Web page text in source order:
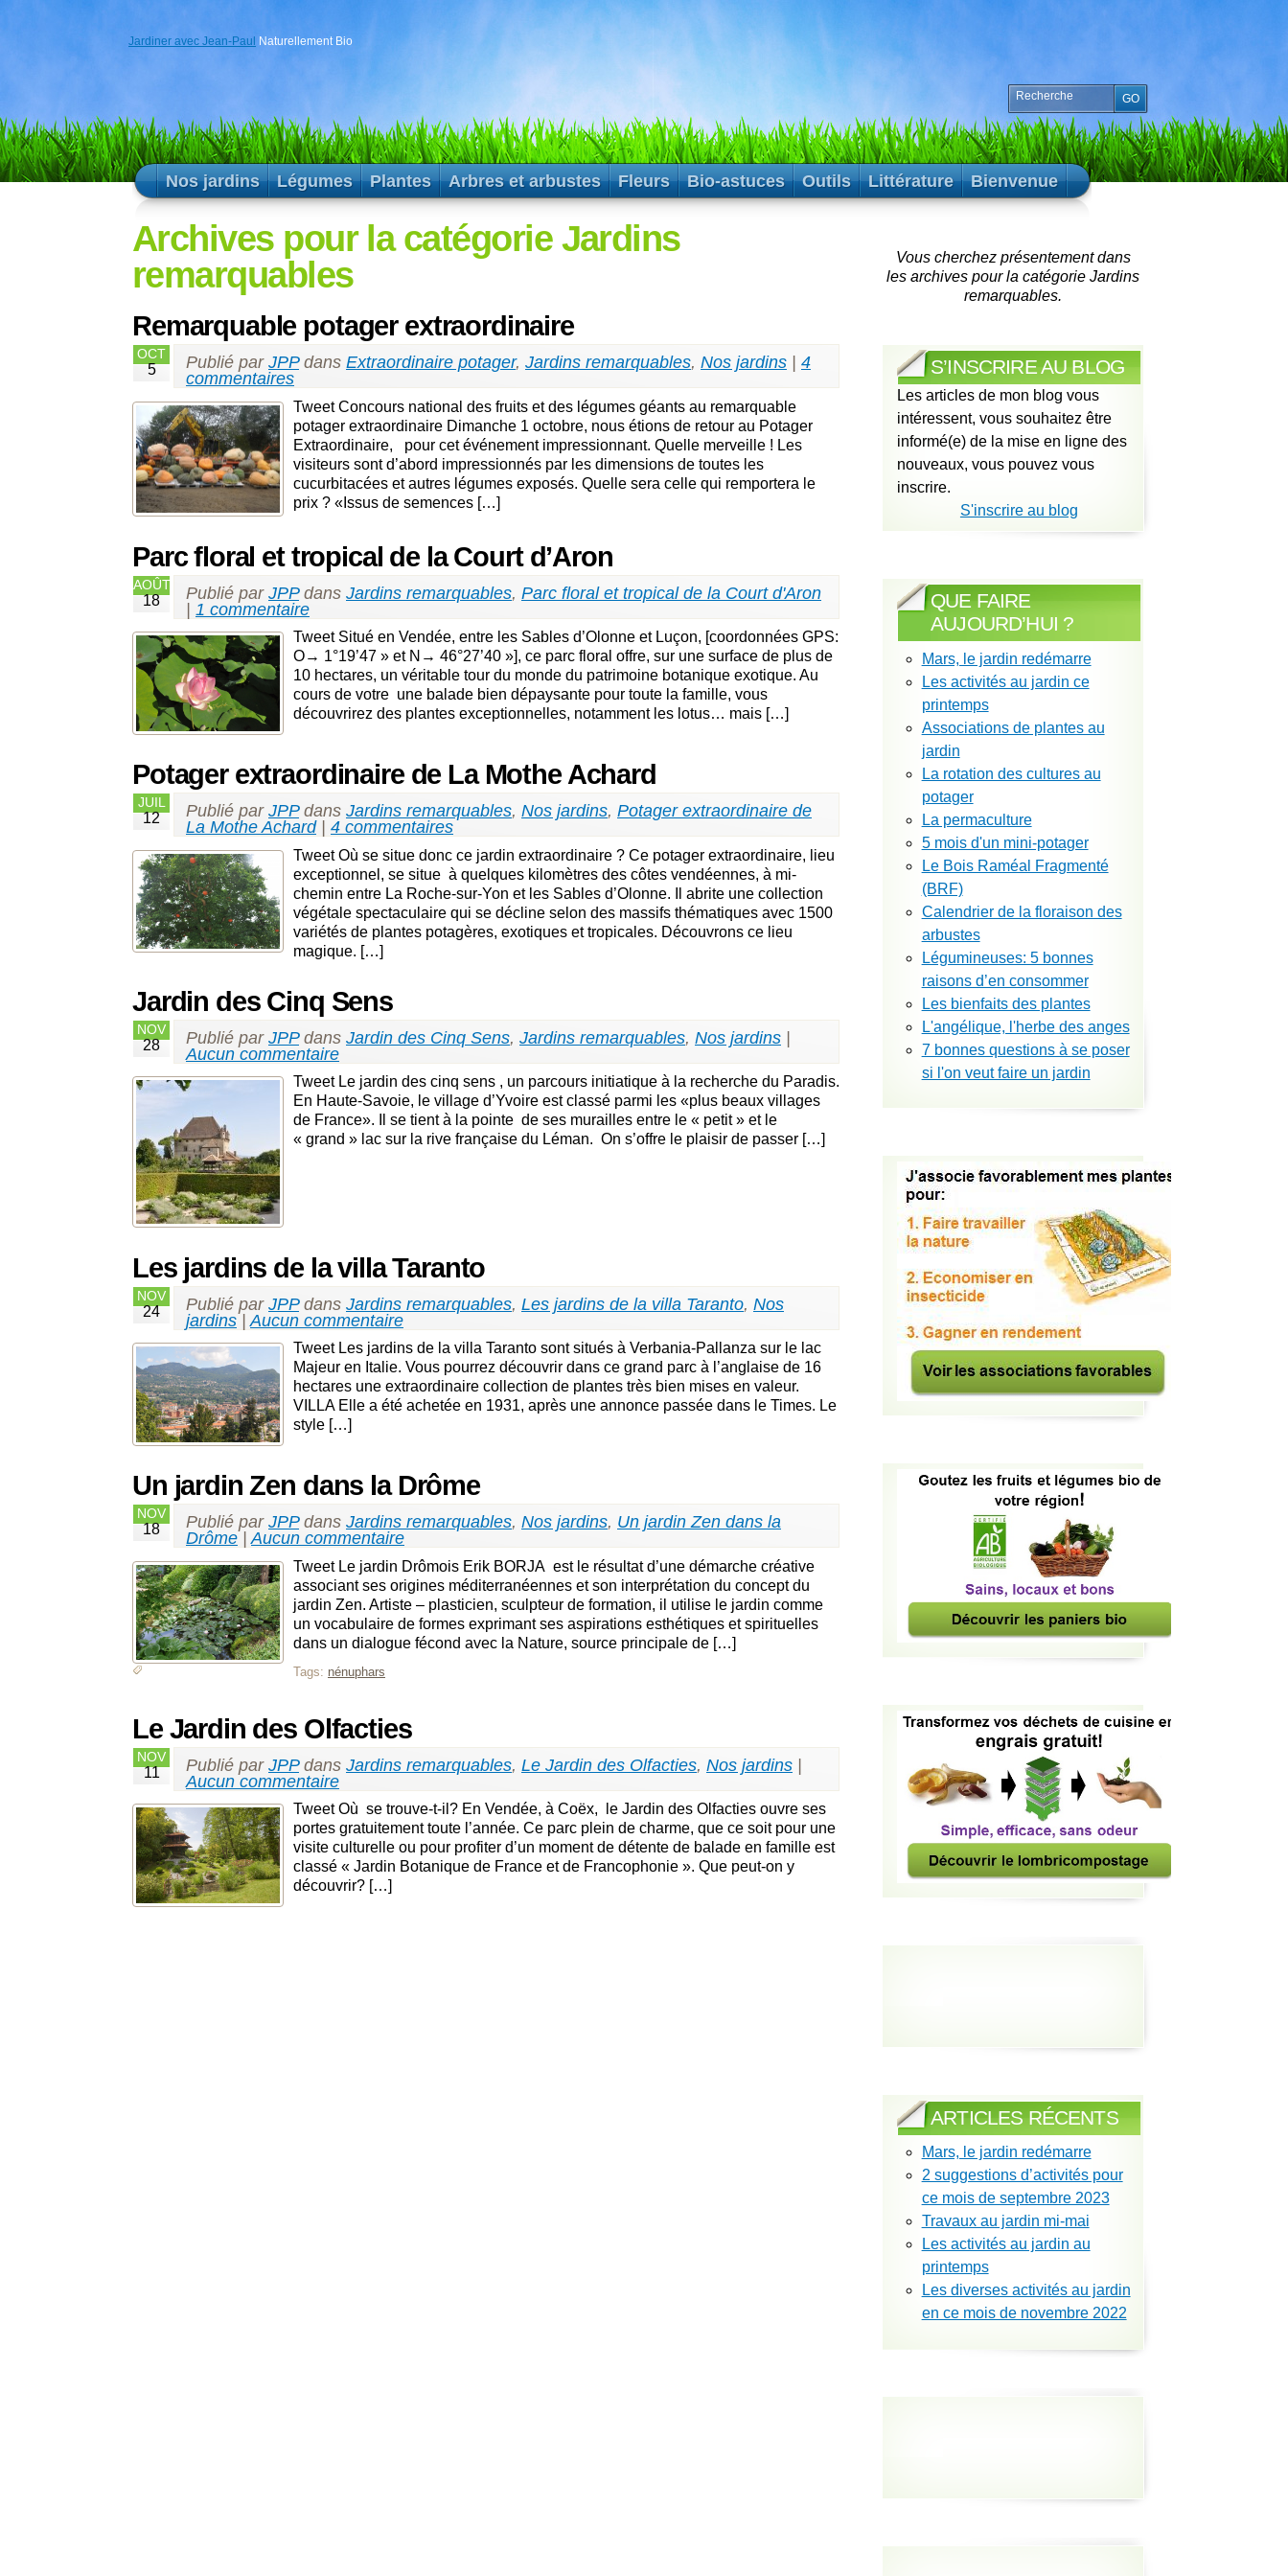
Jardiner avec Jean-Paul Naturellement Bio
Nos jardins Légumes Plantes Arbres et arbustes Fleurs Bio-astuces Outils Littérature Bienvenue
Archives pour la catégorie Jardins
remarquables
Remarquable potager extraordinaire
OCT
5 Publié par JPPdans Extraordinaire potager, Jardins remarquables, Nos jardins
4
commentaires
Tweet Concours national des fruits et des légumes géants au remarquable
potager extraordinaire Dimanche 1 octobre, nous étions de retour au Potager
Extraordinaire, pour cet événement impressionnant. Quelle merveille ! Les
visiteurs sont d’abord impressionnés par les dimensions de toutes les
cucurbitacées et autres légumes exposés. Quelle sera celle qui remportera le
prix ? «Issus de semences […]
Parc floral et tropical de la Court d’Aron
AOÛT
18 Publié par JPPdans Jardins remarquables, Parc floral et tropical de la Court d'Aron
| 1 commentaire
Tweet Situé en Vendée, entre les Sables d’Olonne et Luçon, [coordonnées GPS:
O→ 1°19’47 » et N→ 46°27’40 »], ce parc floral offre, sur une surface de plus de
10 hectares, un véritable tour du monde du patrimoine botanique exotique. Au
cours de votre une balade bien dépaysante pour toute la famille, vous
découvrirez des plantes exceptionnelles, notamment les lotus… mais […]
Potager extraordinaire de La Mothe Achard
JUIL
12 Publié par JPPdans Jardins remarquables, Nos jardins, Potager extraordinaire de
La Mothe Achard| 4 commentaires
Tweet Où se situe donc ce jardin extraordinaire ? Ce potager extraordinaire, lieu
exceptionnel, se situe à quelques kilomètres des côtes vendéennes, à mi-
chemin entre La Roche-sur-Yon et les Sables d’Olonne. Il abrite une collection
végétale spectaculaire qui se décline selon des massifs thématiques avec 1500
variétés de plantes potagères, exotiques et tropicales. Découvrons ce lieu
magique. […]
Jardin des Cinq Sens
NOV
28 Publié par JPPdans Jardin des Cinq Sens, Jardins remarquables, Nos jardins |
Aucun commentaire
Tweet Le jardin des cinq sens , un parcours initiatique à la recherche du Paradis.
En Haute-Savoie, le village d’Yvoire est classé parmi les «plus beaux villages
de France». Il se tient à la pointe de ses murailles entre le « petit » et le
« grand » lac sur la rive française du Léman. On s’offre le plaisir de passer […]
Les jardins de la villa Taranto
NOV
24 Publié par JPPdans Jardins remarquables, Les jardins de la villa Taranto, Nos
jardins| Aucun commentaire
Tweet Les jardins de la villa Taranto sont situés à Verbania-Pallanza sur le lac
Majeur en Italie. Vous pourrez découvrir dans ce grand parc à l’anglaise de 16
hectares une extraordinaire collection de plantes très bien mises en valeur.
VILLA Elle a été achetée en 1931, après une annonce passée dans le Times. Le
style […]
Un jardin Zen dans la Drôme
NOV
18 Publié par JPPdans Jardins remarquables, Nos jardins, Un jardin Zen dans la
Drôme |Aucun commentaire
Tweet Le jardin Drômois Erik BORJA est le résultat d’une démarche créative
associant ses origines méditerranéennes et son interprétation du concept du
jardin Zen. Artiste – plasticien, sculpteur de formation, il utilise le jardin comme
un vocabulaire de formes exprimant ses aspirations esthétiques et spirituelles
dans un dialogue fécond avec la Nature, source principale de […]
Tags: nénuphars
Le Jardin des Olfacties
NOV
11 Publié par JPPdans Jardins remarquables, Le Jardin des Olfacties, Nos jardins |
Aucun commentaire
Tweet Où se trouve-t-il? En Vendée, à Coëx, le Jardin des Olfacties ouvre ses
portes gratuitement toute l’année. Ce parc plein de charme, que ce soit pour une
visite culturelle ou pour profiter d’un moment de détente de balade en famille est
classé « Jardin Botanique de France et de Francophonie ». Que peut-on y
découvrir? […]
Vous cherchez présentement dans
les archives pour la catégorie Jardins
remarquables.
S’INSCRIRE AU BLOG
Les articles de mon blog vous
intéressent, vous souhaitez être
informé(e) de la mise en ligne des
nouveaux, vous pouvez vous
inscrire.
S'inscrire au blog
QUE FAIRE
AUJOURD’HUI ?
Mars, le jardin redémarre
Les activités au jardin ce
printemps
Associations de plantes au
jardin
La rotation des cultures au
potager
La permaculture
5 mois d'un mini-potager
Le Bois Raméal Fragmenté
(BRF)
Calendrier de la floraison des
arbustes
Légumineuses: 5 bonnes
raisons d’en consommer
Les bienfaits des plantes
L'angélique, l'herbe des anges
7 bonnes questions à se poser
si l'on veut faire un jardin
ARTICLES RÉCENTS
Mars, le jardin redémarre
2 suggestions d’activités pour
ce mois de septembre 2023
Travaux au jardin mi-mai
Les activités au jardin au
printemps
Les diverses activités au jardin
en ce mois de novembre 2022